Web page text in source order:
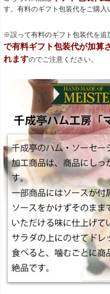
す。有料のギフト包装代をご購入
※誤って有料のギフト包装代を追
で有料ギフト包装代が加算
れますのでご注意ください。